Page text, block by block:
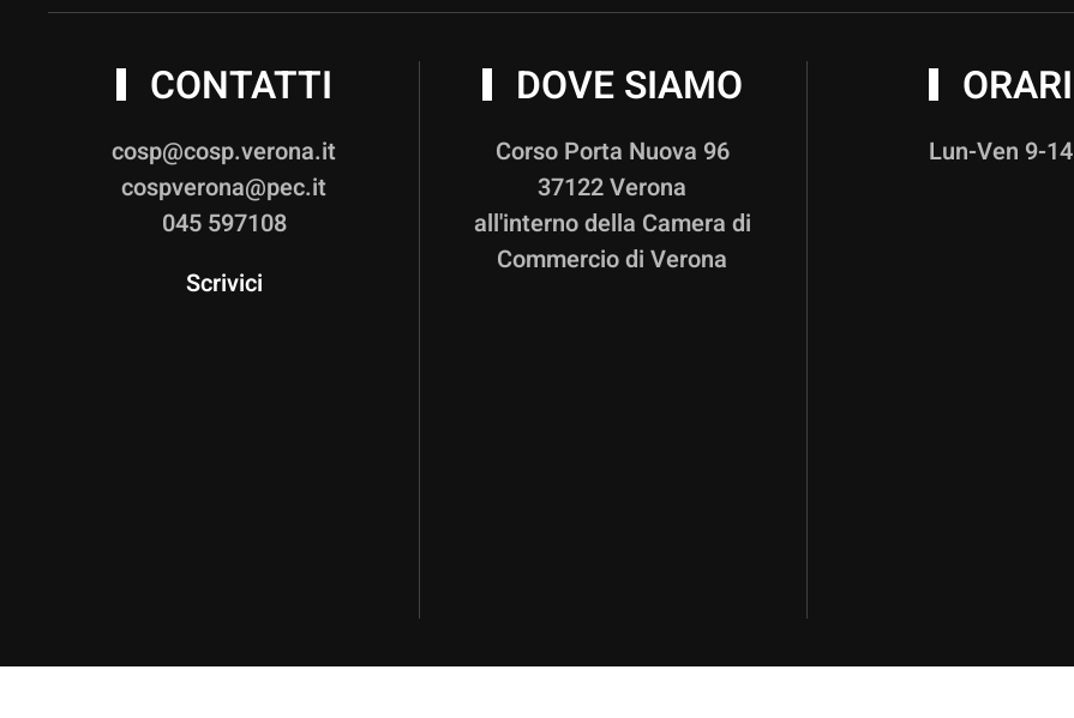
CONTATTI
cosp@cosp.verona.it
cospverona@pec.it
045 597108
Scrivici
DOVE SIAMO
Corso Porta Nuova 96
37122 Verona
all'interno della Camera di
Commercio di Verona
ORARI
Lun-Ven 9-14